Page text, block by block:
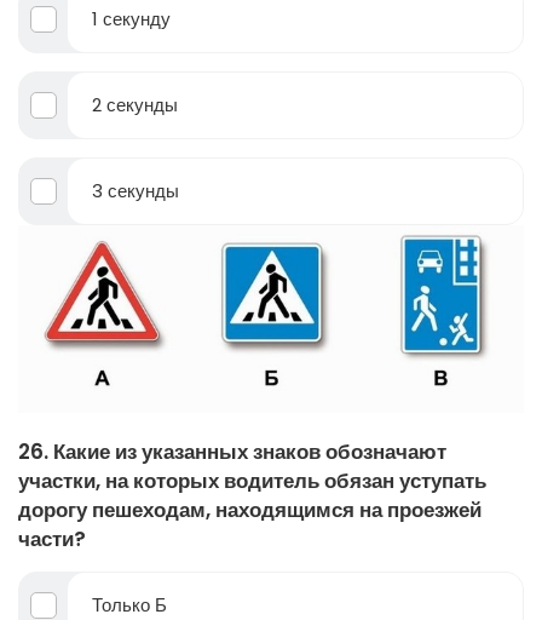
1 секунду
2 секунды
3 секунды
26. Какие из указанных знаков обозначают
участки, на которых водитель обязан уступать
дорогу пешеходам, находящимся на проезжей
части?
Только Б